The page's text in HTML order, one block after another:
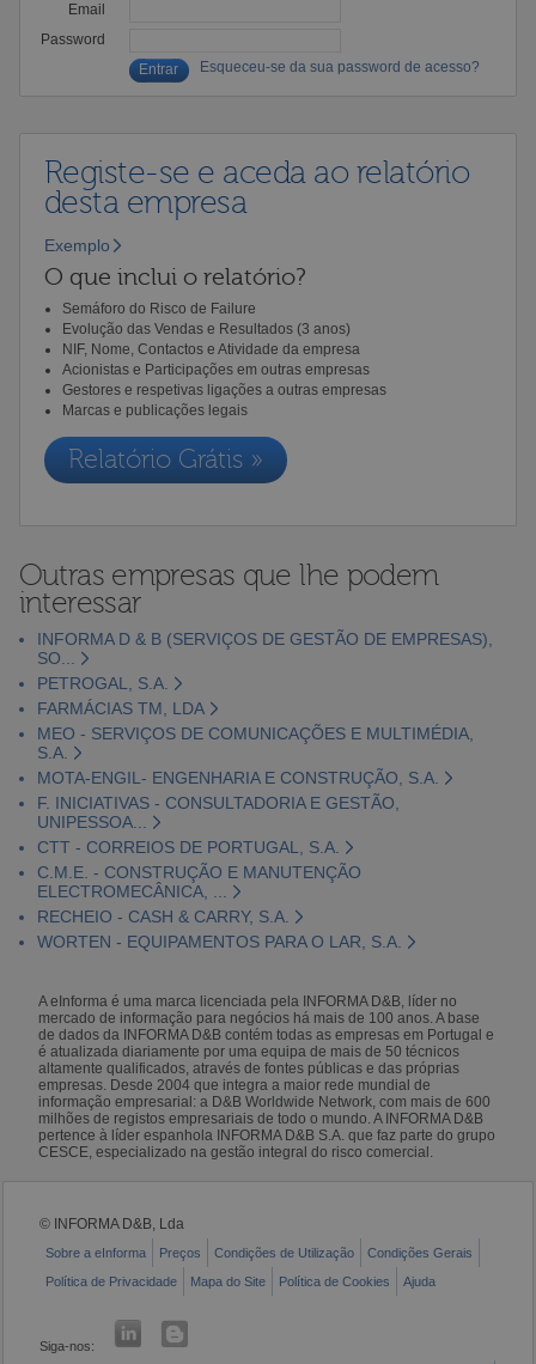
Email
Password
Esqueceu-se da sua password de acesso?
Registe-se e aceda ao relatório
desta empresa
Exemplo
O que inclui o relatório?
Semáforo do Risco de Failure
Evolução das Vendas e Resultados (3 anos)
NIF, Nome, Contactos e Atividade da empresa
Acionistas e Participações em outras empresas
Gestores e respetivas ligações a outras empresas
Marcas e publicações legais
Relatório Grátis »
Outras empresas que lhe podem
interessar
INFORMA D & B (SERVIÇOS DE GESTÃO DE EMPRESAS),
SO...
PETROGAL, S.A.
FARMÁCIAS TM, LDA
MEO - SERVIÇOS DE COMUNICAÇÕES E MULTIMÉDIA,
S.A.
MOTA-ENGIL- ENGENHARIA E CONSTRUÇÃO, S.A.
F. INICIATIVAS - CONSULTADORIA E GESTÃO,
UNIPESSOA...
CTT - CORREIOS DE PORTUGAL, S.A.
C.M.E. - CONSTRUÇÃO E MANUTENÇÃO
ELECTROMECÂNICA, ...
RECHEIO - CASH & CARRY, S.A.
WORTEN - EQUIPAMENTOS PARA O LAR, S.A.
A eInforma é uma marca licenciada pela INFORMA D&B, líder no
mercado de informação para negócios há mais de 100 anos. A base
de dados da INFORMA D&B contém todas as empresas em Portugal e
é atualizada diariamente por uma equipa de mais de 50 técnicos
altamente qualificados, através de fontes públicas e das próprias
empresas. Desde 2004 que integra a maior rede mundial de
informação empresarial: a D&B Worldwide Network, com mais de 600
milhões de registos empresariais de todo o mundo. A INFORMA D&B
pertence à líder espanhola INFORMA D&B S.A. que faz parte do grupo
CESCE, especializado na gestão integral do risco comercial.
© INFORMA D&B, Lda
Sobre a eInforma Preços Condições de Utilização
Condições Gerais
Política de Privacidade
Mapa do Site Política de Cookies Ajuda
Siga-nos: